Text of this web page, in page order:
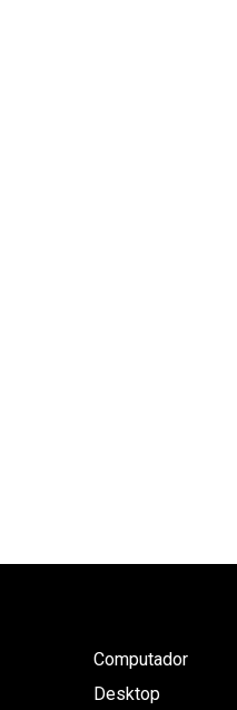
Computador
Desktop